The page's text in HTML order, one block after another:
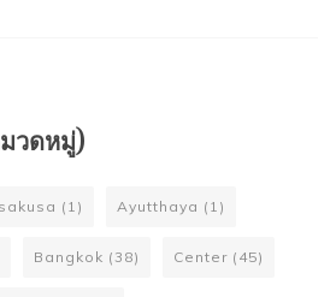
วดหมู่)
(1) Ayutthaya (1)
Bangkok (38) Center (45)